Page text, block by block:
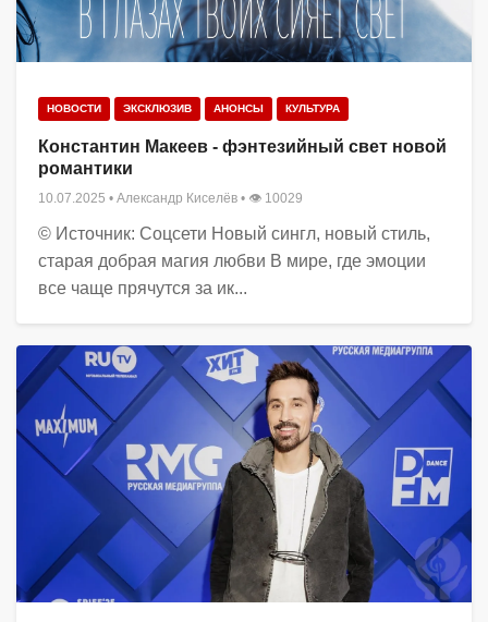
НОВОСТИ ЭКСКЛЮЗИВ АНОНСЫ КУЛЬТУРА
Константин Макеев - фэнтезийный свет новой
романтики
10.07.2025 • Александр Киселёв • 👁 10029
© Источник: Соцсети Новый сингл, новый стиль,
старая добрая магия любви В мире, где эмоции
все чаще прячутся за ик...